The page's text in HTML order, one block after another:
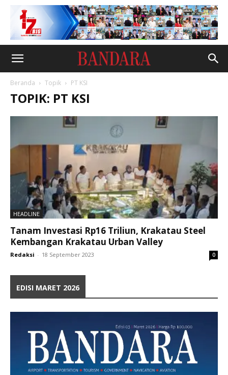
Beranda Topik PT KSI
TOPIK: PT KSI
HEADLINE
Tanam Investasi Rp16 Triliun, Krakatau Steel
Kembangan Krakatau Urban Valley
Redaksi - 18 September 2023 0
EDISI MARET 2026